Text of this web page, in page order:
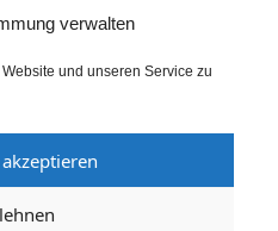
verwalten
und unseren Service zu